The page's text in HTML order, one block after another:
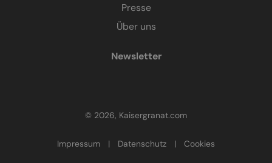
Presse
Über uns
Newsletter
© 2026, Kaisergranat.com
Impressum | Datenschutz | Cookies